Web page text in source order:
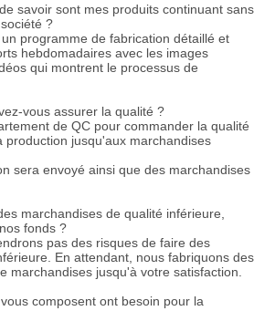
savoir sont mes produits continuant sans
?
programme de fabrication détaillé et
hebdomadaires avec les images
qui montrent le processus de
vous assurer la qualité ?
de QC pour commander la qualité
production jusqu'aux marchandises
sera envoyé ainsi que des marchandises
marchandises de qualité inférieure,
fonds ?
pas des risques de faire des
En attendant, nous fabriquons des
marchandises jusqu'à votre satisfaction.
composent ont besoin pour la